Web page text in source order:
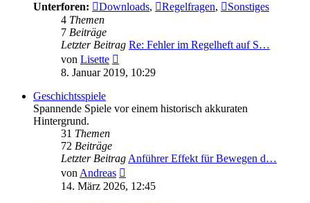
Unterforen:
Downloads, Regelfragen,
Sonstiges
4 Themen
7 Beiträge
Letzter Beitrag Re: Fehler im Regelheft auf S…
von Lisette
Beitrag
8. Januar 2019, 10:29
Geschichtsspiele
Spannende Spiele vor einem historisch akkuraten
Hintergrund.
31 Themen
72 Beiträge
Letzter BeitragAnführer Effekt für Bewegen d…
vonAndreas
Beitrag
14. März 2026, 12:45